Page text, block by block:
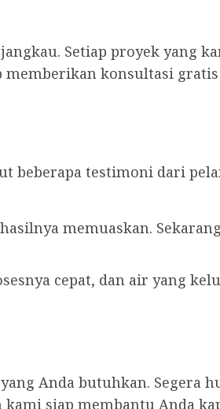
Setiap proyek yang
memberikan konsultasi
beberapa testimoni dari
memuaskan.
cepat, dan air yang
Anda butuhkan. Segera
siap membantu Anda